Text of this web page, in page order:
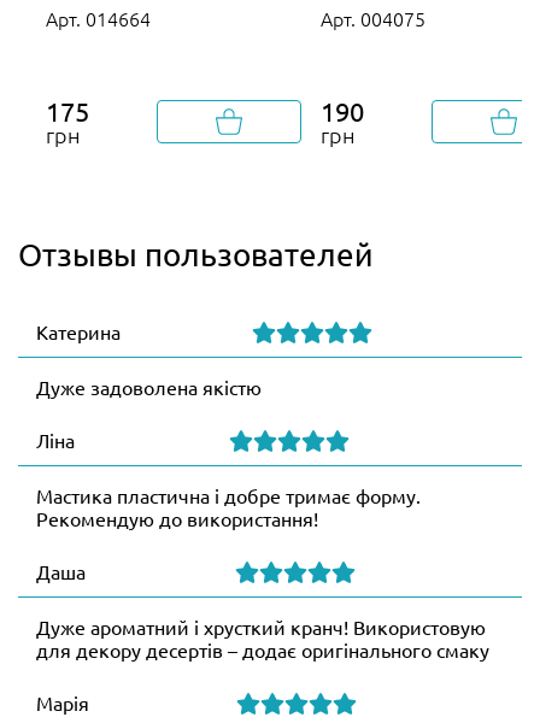
Арт. 014664
175
грн
Арт. 004075
190
грн
Отзывы пользователей
Катерина
Дуже задоволена якістю
Ліна
Мастика пластична і добре тримає форму.
Рекомендую до використання!
Даша
Дуже ароматний і хрусткий кранч! Використовую
для декору десертів – додає оригінального смаку
Марія